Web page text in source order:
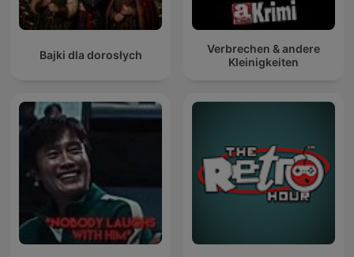
Bajki dla dorosłych
Verbrechen & andere
Kleinigkeiten